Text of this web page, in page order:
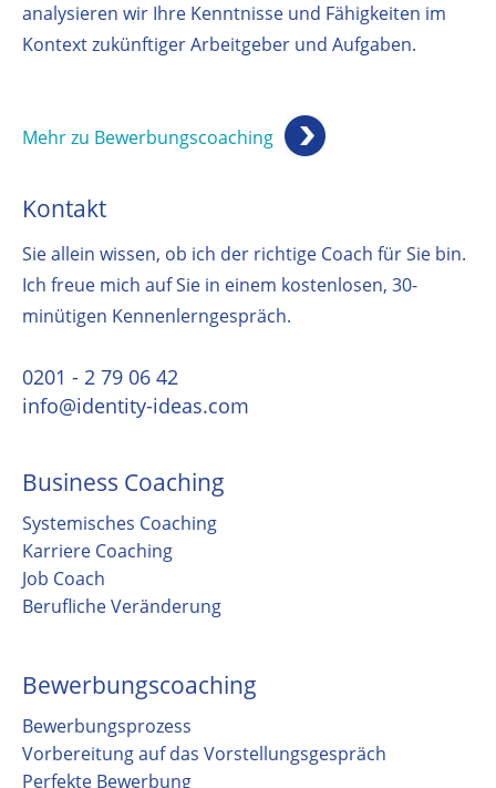
analysieren wir Ihre Kenntnisse und Fähigkeiten im
Kontext zukünftiger Arbeitgeber und Aufgaben.
Mehr zu Bewerbungscoaching
Kontakt
Sie allein wissen, ob ich der richtige Coach für Sie bin.
Ich freue mich auf Sie in einem kostenlosen, 30-
minütigen Kennenlerngespräch.
0201 - 2 79 06 42
info@identity-ideas.com
Business Coaching
Systemisches Coaching
Karriere Coaching
Job Coach
Berufliche Veränderung
Bewerbungscoaching
Bewerbungsprozess
Vorbereitung auf das Vorstellungsgespräch
Perfekte Bewerbung